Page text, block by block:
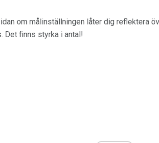
om målinställningen låter dig reflektera
Det finns styrka i antal!